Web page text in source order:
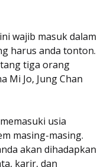
wajib masuk dalam
harus anda tonton.
tiga orang
Mi Jo, Jung Chan
usia
masing-masing.
akan dihadapkan
karir, dan